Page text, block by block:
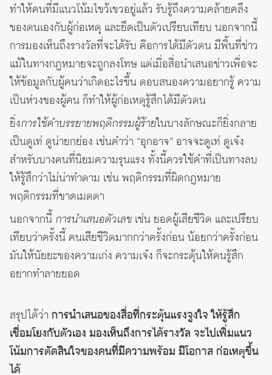
ทำให้คนที่มีแนวโน้มไขว้เขวอยู่แล้ว รับรู้ถึงความคล้ายคลึง
ของตนเองกับผู้ก่อเหตุ และยึดเป็นตัวเปรียบเทียบ นอกจากนี้
การมองเห็นถึงรางวัลที่จะได้รับ คือการได้มีตัวตน มีพื้นที่ข่าว
แม้ในทางกฎหมายจะถูกลงโทษ แต่เมื่อสื่อนำเสนอข่าวเพื่อจะ
ให้ข้อมูลกับผู้คนว่าเกิดอะไรขึ้น ตอบสนองความอยากรู้ ความ
เป็นห่วงของผู้คน ก็ทำให้ผู้ก่อเหตุรู้สึกได้มีตัวตน
ยิ่งการใช้คำบรรยายพฤติกรรมผู้ร้ายในบางลักษณะก็ยิ่งกลาย
เป็นดูเท่ ดูน่ายกย่อง เช่นคำว่า “อุกอาจ” อาจจะดูเท่ ดูเจ๋ง
สำหรับบางคนที่นิยมความรุนแรง ทั้งนี้ควรใช้คำที่เป็นทางลบ
ให้รู้สึกว่าไม่น่าทำตาม เช่น พฤติกรรมที่ผิดกฎหมาย
พฤติกรรมที่ขาดเมตตา
นอกจากนี้ การนำเสนอตัวเลข เช่น ยอดผู้เสียชีวิต และเปรียบ
เทียบว่าครั้งนี้ คนเสียชีวิตมากกว่าครั้งก่อน น้อยกว่าครั้งก่อน
มันให้นัยยะของความเก่ง ความเจ๋ง ก็จะกระตุ้นให้คนรู้สึก
อยากทำลายยอด
สรุปได้ว่า การนำเสนอของสื่อที่กระตุ้นแรงจูงใจ ให้รู้สึก
เชื่อมโยงกับตัวเอง มองเห็นถึงการได้รางวัล จะไปเพิ่มแนว
โน้มการตัดสินใจของคนที่มีความพร้อม มีโอกาส ก่อเหตุขึ้น
ได้